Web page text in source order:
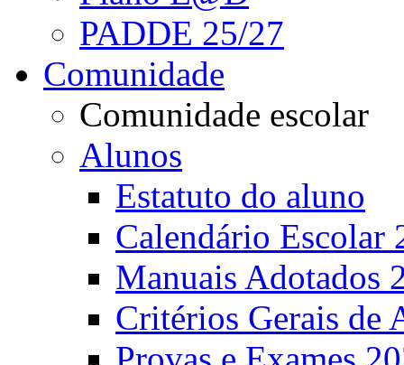
PADDE 25/27
Comunidade
Comunidade escolar
Alunos
Estatuto do aluno
Calendário Escolar
Manuais Adotados
Critérios Gerais de